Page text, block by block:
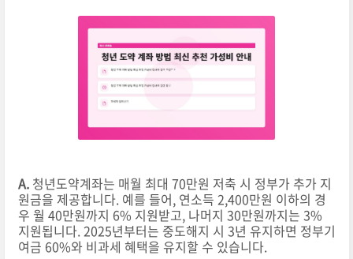
A.청년도약계좌는 매월 최대 70만원 저축 시 정부가 추가 지
원금을 제공합니다. 예를 들어, 연소득 2,400만원 이하의 경
우 월 40만원까지 6% 지원받고, 나머지 30만원까지는 3%
지원됩니다. 2025년부터는 중도해지 시 3년 유지하면 정부기
여금 60%와 비과세 혜택을 유지할 수 있습니다.